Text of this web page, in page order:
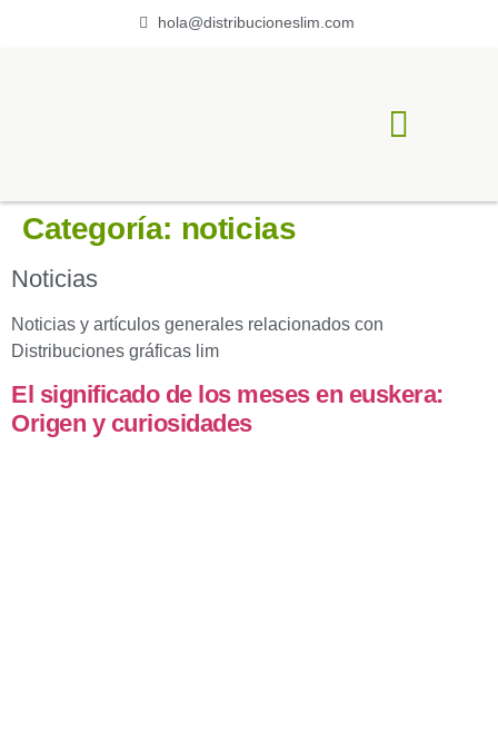
hola@distribucioneslim.com
Categoría: noticias
Noticias
Noticias y artículos generales relacionados con
Distribuciones gráficas lim
El significado de los meses en euskera:
Origen y curiosidades